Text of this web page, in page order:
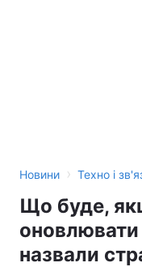
Новини › Техно і
Що буде,
назвали